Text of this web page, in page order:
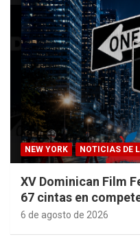
NEW YORK NOTICIAS DE
XV Dominican Film
67 cintas en
6 de agosto de 2026